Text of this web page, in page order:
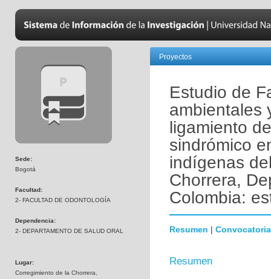
Sede:
Bogotá
Facultad:
2- FACULTAD DE ODONTOLOGÍA
Dependencia:
2- DEPARTAMENTO DE SALUD ORAL
Lugar:
Corregimiento de la Chorrera,
Proyectos
Estudio de
ambientales
ligamiento
sindrómico
indígenas
Chorrera,
Colombia:
Resumen | Convocatoria
Resumen